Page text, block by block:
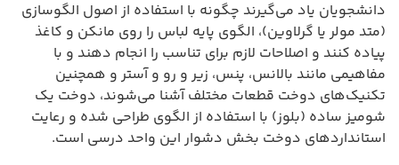
دانشجویان یاد می‌گیرند چگونه با استفاده از اصول الگوسازی
(متد مولر یا گرلاوین)، الگوی پایه لباس را روی مانکن و کاغذ
پیاده کنند و اصلاحات لازم برای تناسب را انجام دهند و با
مفاهیمی مانند بالانس، پنس، زیر و رو و آستر و همچنین
تکنیک‌های دوخت قطعات مختلف آشنا می‌شوند، دوخت یک
شومیز ساده (بلوز) با استفاده از الگوی طراحی شده و رعایت
استانداردهای دوخت بخش دشوار این واحد درسی است.